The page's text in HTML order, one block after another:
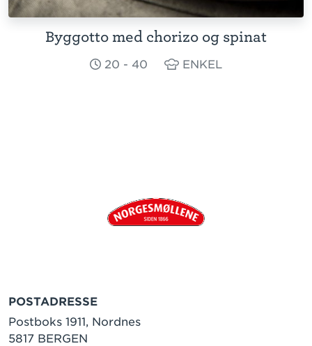
Byggotto med chorizo og spinat
20 - 40 ENKEL
POSTADRESSE
Postboks 1911, Nordnes
5817 BERGEN